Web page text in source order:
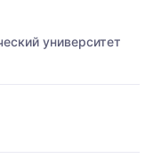
университет